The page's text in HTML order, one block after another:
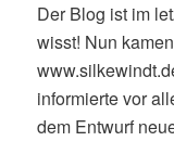
Der Blog ist im
wisst! Nun
informierte vor
dem Entwurf